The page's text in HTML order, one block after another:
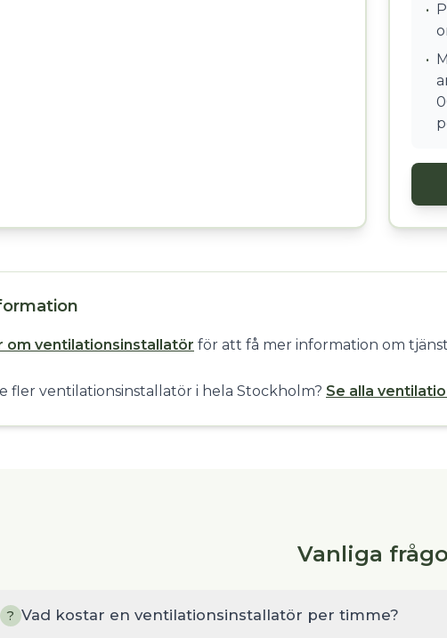
•
•
om ventilationsinstallatör för att få mer information om
fler ventilationsinstallatör i hela Stockholm? Se alla
Vanliga
? Vad kostar en ventilationsinstallatör per timme?